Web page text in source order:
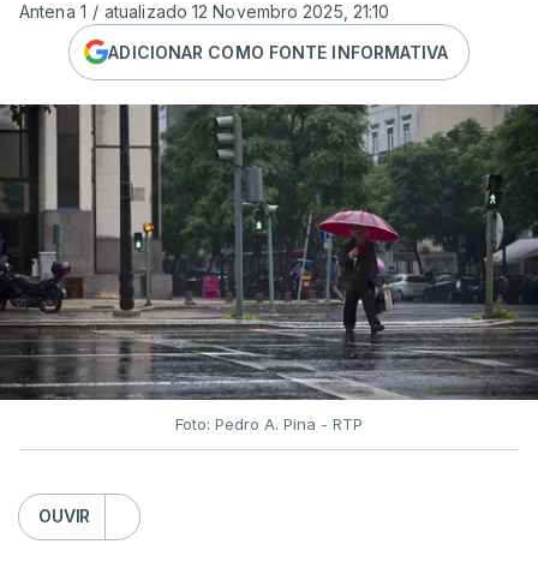
Antena 1 / atualizado 12 Novembro 2025, 21:10
ADICIONAR COMO FONTE INFORMATIVA
Foto: Pedro A. Pina - RTP
OUVIR